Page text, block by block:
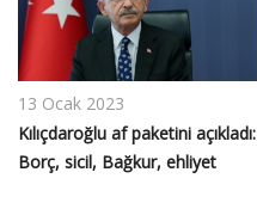
13 Ocak 2023
Kılıçdaroğlu af paketini açıkladı:
Borç, sicil, Bağkur, ehliyet